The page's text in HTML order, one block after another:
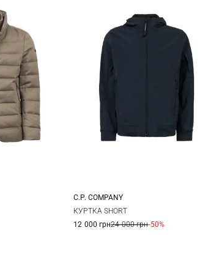
44 46
C.P. COMPANY
КУРТКА SHORT
12 000 грн24 000 грн-50%